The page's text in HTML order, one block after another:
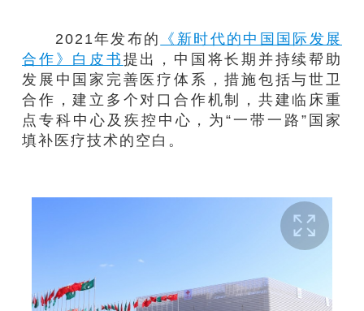
2021年发布的
《新时代的中国国际发展
合作》白皮书提出，中国将长期并持续帮助
发展中国家完善医疗体系，措施包括与世卫
合作，建立多个对口合作机制，共建临床重
点专科中心及疾控中心，为“一带一路”国家
填补医疗技术的空白。